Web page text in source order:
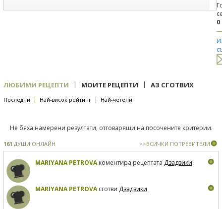
0
ЛЮБИМИ РЕЦЕПТИ | МОИТЕ РЕЦЕПТИ | АЗ СГОТВИХ
Последни | Най-висок рейтинг | Най-четени
Не бяха намерени резултати, отговарящи на посочените критерии.
161 ДУШИ ОНЛАЙН >>ВСИЧКИ ПОТРЕБИТЕЛИ
MARIYANA PETROVAкоментира рецептата Дзадзики
MARIYANA PETROVAсготви Дзадзики